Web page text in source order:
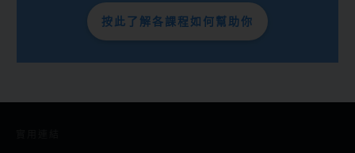
按此了解各課程如何幫助你